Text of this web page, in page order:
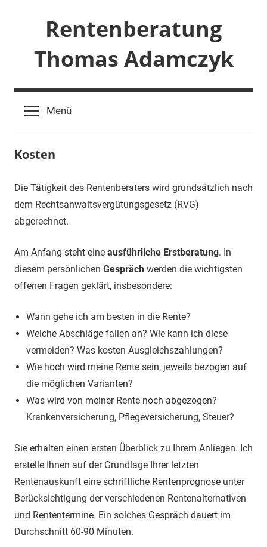
Rentenberatung
Thomas Adamczyk
Rechtsbeistand
Menü
Kosten
Die Tätigkeit des Rentenberaters wird grundsätzlich nach
dem Rechtsanwaltsvergütungsgesetz (RVG)
abgerechnet.
Am Anfang steht eine ausführliche Erstberatung. In
diesem persönlichen Gespräch werden die wichtigsten
offenen Fragen geklärt, insbesondere:
Wann gehe ich am besten in die Rente?
Welche Abschläge fallen an? Wie kann ich diese
vermeiden? Was kosten Ausgleichszahlungen?
Wie hoch wird meine Rente sein, jeweils bezogen auf
die möglichen Varianten?
Was wird von meiner Rente noch abgezogen?
Krankenversicherung, Pflegeversicherung, Steuer?
Sie erhalten einen ersten Überblick zu Ihrem Anliegen. Ich
erstelle Ihnen auf der Grundlage Ihrer letzten
Rentenauskunft eine schriftliche Rentenprognose unter
Berücksichtigung der verschiedenen Rentenalternativen
und Rententermine. Ein solches Gespräch dauert im
Durchschnitt 60-90 Minuten.